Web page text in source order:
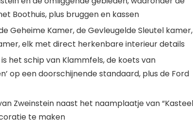
Boothuis, plus bruggen en kassen
Geheime Kamer, de Gevleugelde Sleutel kamer,
elk met direct herkenbare interieur details
het schip van Klammfels, de koets van
op een doorschijnende standaard, plus de Ford
Zweinstein naast het naamplaatje van “Kasteel
te maken